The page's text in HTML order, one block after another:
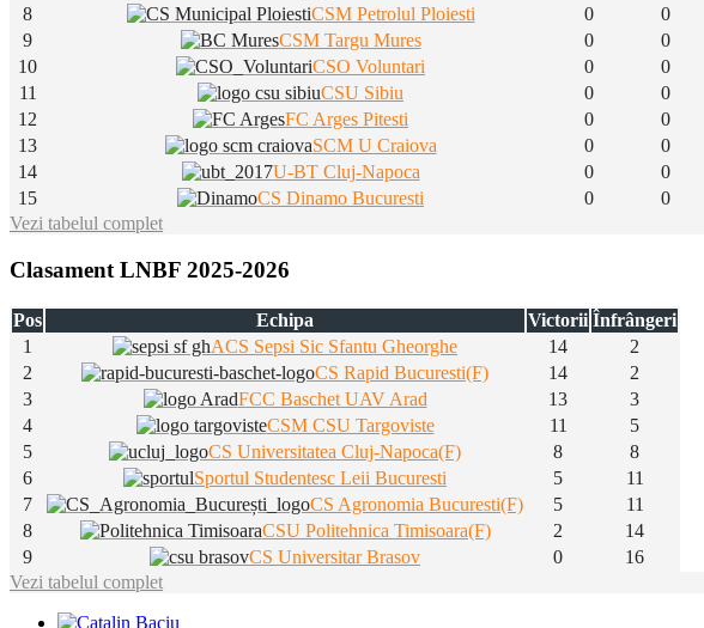
8
CSM Petrolul Ploiesti 0
0
9
CSM Targu Mures 0
0
10
CSO Voluntari 0
0
11
CSU Sibiu 0
0
12
FC Arges Pitesti 0
0
13
SCM U Craiova 0
0
14
U-BT Cluj-Napoca 0
0
15
CS Dinamo Bucuresti 0
0
Vezi tabelul complet
Clasament LNBF 2025-2026
Pos Echipa Victorii Înfrângeri
1
ACS Sepsi Sic Sfantu Gheorghe 14
2
2
CS Rapid Bucuresti(F) 14
2
3
FCC Baschet UAV Arad 13
3
4
CSM CSU Targoviste 11
5
5
CS Universitatea Cluj-Napoca(F) 8
8
6
Sportul Studentesc Leii Bucuresti 5
11
7
CS Agronomia Bucuresti(F) 5
11
8
CSU Politehnica Timisoara(F) 2
14
9
CS Universitar Brasov 0
16
Vezi tabelul complet